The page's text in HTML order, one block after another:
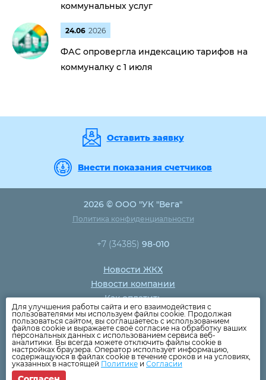
коммунальных услуг
24.06 2026
ФАС опровергла индексацию тарифов на
коммуналку с 1 июля
Оставить заявку
Внести показания счетчиков
2026 © ООО "УК "Вега"
Политика конфиденциальности
+7 (34385) 98-010
Новости ЖКХ
Новости компании
Как оплатить
Дома
Раскрытие информации
Вопросы
Для улучшения работы сайта и его взаимодействия с
пользователями мы используем файлы cookie. Продолжая
пользоваться сайтом, вы соглашаетесь с использованием
файлов cookie и выражаете своё согласие на обработку ваших
персональных данных с использованием сервиса веб-
аналитики. Вы всегда можете отключить файлы cookie в
настройках браузера. Оператор использует информацию,
содержащуюся в файлах cookie в течение сроков и на условиях,
указанных в настоящей Политике и Согласии